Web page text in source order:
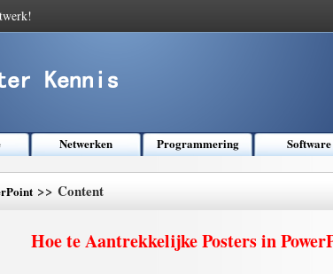
Netwerken Programmering Software
>> Content
Hoe te Aantrekkelijke Posters in